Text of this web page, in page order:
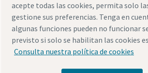
Avisos legales y de privacidadAdministrar
AccesibilidadMapa del sitio
© 2026 Atlas Copco Argentina S.A.C.I.
acepte todas las cookies, permita solo
gestione sus preferencias. Tenga en
algunas funciones pueden no funcionar
previsto si solo se habilitan las cookies
Consulta nuestra política de cookies